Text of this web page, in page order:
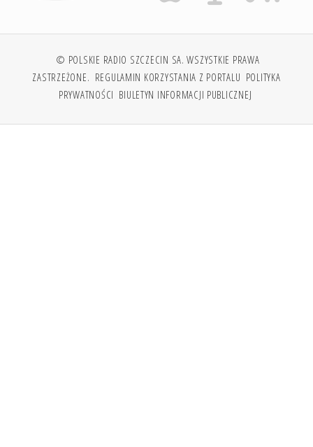
© POLSKIE RADIO SZCZECIN SA. WSZYSTKIE PRAWA
ZASTRZEŻONE. REGULAMIN KORZYSTANIA Z PORTALU POLITYKA
PRYWATNOŚCI BIULETYN INFORMACJI PUBLICZNEJ